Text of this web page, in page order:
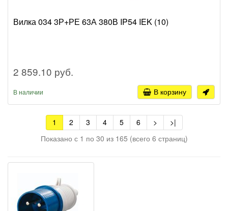
Вилка 034 3Р+РЕ 63А 380В IP54 IEK (10)
2 859.10 руб.
В наличии В корзину
1 2 3 4 5 6 >
>|
Показано с 1 по 30 из 165 (всего 6 страниц)